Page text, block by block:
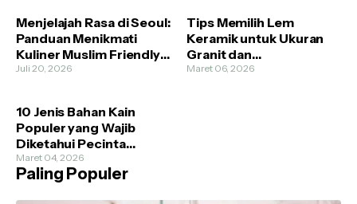
Menjelajah Rasa di Seoul:
Panduan Menikmati
Kuliner Muslim Friendly
Tanpa Cemas
Juli 20, 2026
Tips Memilih Lem
Keramik untuk Ukuran
Granit dan
Homogenous Tile
Maret 06, 2026
10 Jenis Bahan Kain
Populer yang Wajib
Diketahui Pecinta
Fashion
Maret 04, 2026
Paling Populer